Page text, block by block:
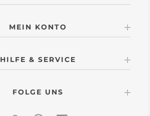
MEIN KONTO
HILFE & SERVICE
FOLGE UNS